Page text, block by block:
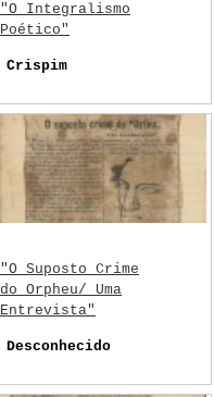
"O Integralismo
Poético"
Crispim
"O Suposto Crime
do Orpheu/ Uma
Entrevista"
Desconhecido